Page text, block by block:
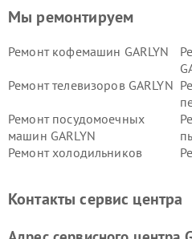
Мы ремонтируем
Ремонт кофемашин GARLYN
Ремонт телевизоров GARLYN
Ремонт посудомоечных
машин GARLYN
Ремонт холодильников
стеклоочистителей GARLYN
Контакты сервис центра